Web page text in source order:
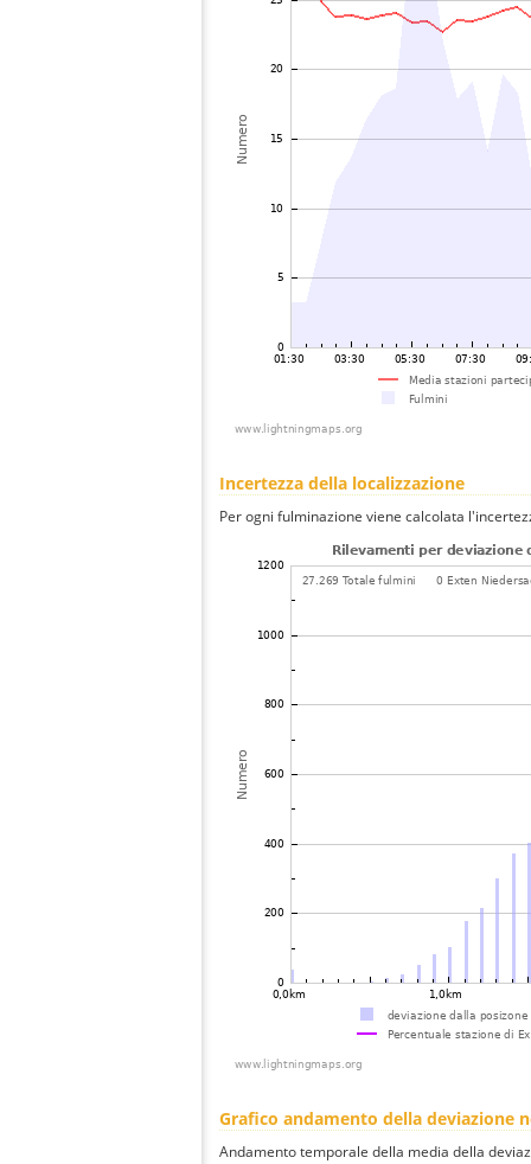
Incertezza della localizzazione
Per ogni fulminazione viene calcolata
Grafico andamento della deviazione
Andamento temporale della media della